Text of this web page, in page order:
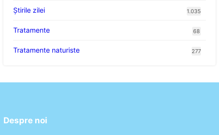
Știrile zilei 1.035
Tratamente 68
Tratamente naturiste 277
Despre noi